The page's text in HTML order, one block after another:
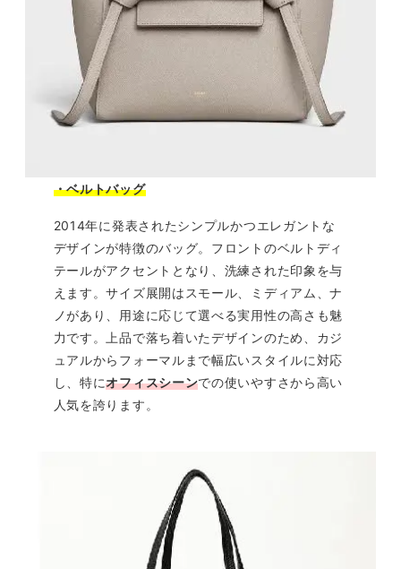
・ベルトバッグ
2014年に発表されたシンプルかつエレガントな
デザインが特徴のバッグ。フロントのベルトディ
テールがアクセントとなり、洗練された印象を与
えます。サイズ展開はスモール、ミディアム、ナ
ノがあり、用途に応じて選べる実用性の高さも魅
力です。上品で落ち着いたデザインのため、カジ
ュアルからフォーマルまで幅広いスタイルに対応
し、特にオフィスシーンでの使いやすさから高い
人気を誇ります。